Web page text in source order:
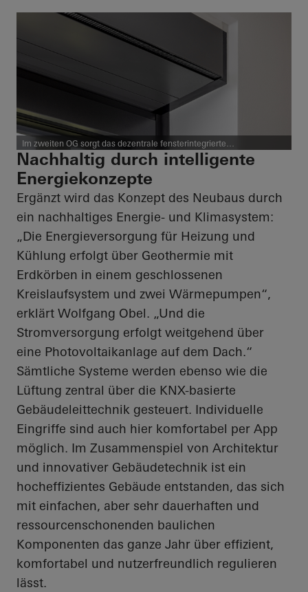
Im zweiten OG sorgt das dezentrale fensterintegrierte
Lüftungssystem Schüco VentoTherm Twist für kontrollierte
Frischluftzufuhr mit Wärmerückgewinnung.
Nachhaltig durch intelligente
Energiekonzepte
Ergänzt wird das Konzept des Neubaus durch
ein nachhaltiges Energie- und Klimasystem:
„Die Energieversorgung für Heizung und
Kühlung erfolgt über Geothermie mit
Erdkörben in einem geschlossenen
Kreislaufsystem und zwei Wärmepumpen“,
erklärt Wolfgang Obel. „Und die
Stromversorgung erfolgt weitgehend über
eine Photovoltaikanlage auf dem Dach.“
Sämtliche Systeme werden ebenso wie die
Lüftung zentral über die KNX-basierte
Gebäudeleittechnik gesteuert. Individuelle
Eingriffe sind auch hier komfortabel per App
möglich. Im Zusammenspiel von Architektur
und innovativer Gebäudetechnik ist ein
hocheffizientes Gebäude entstanden, das sich
mit einfachen, aber sehr dauerhaften und
ressourcenschonenden baulichen
Komponenten das ganze Jahr über effizient,
komfortabel und nutzerfreundlich regulieren
lässt.